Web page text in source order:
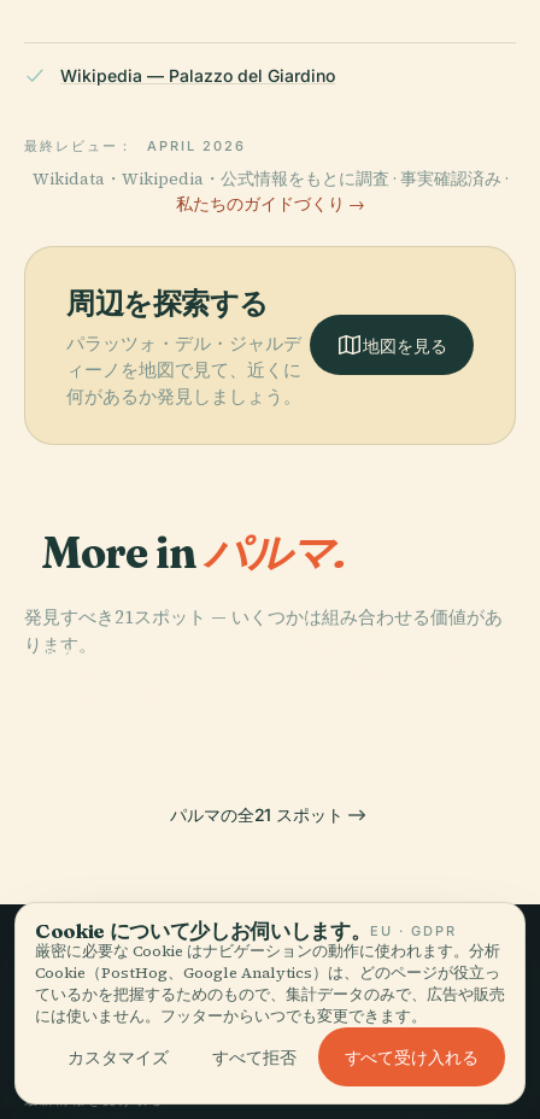
Wikipedia — Palazzo del Giardino
最終レビュー： APRIL 2026
Wikidata・Wikipedia・公式情報をもとに調査 · 事実確認済み ·
私たちのガイドづくり →
周辺を探索する
パラッツォ・デル・ジャルデ
ィーノを地図で見て、近くに
何があるか発見しましょう。
地図を見る
More inパルマ.
発見すべき21スポット — いくつかは組み合わせる価値があ
ります。
PLACE
PLACE
PLACE
パルマの全21 スポット
ゆっくり旅して、
語る。
最新情報を受け取る
Cookie について少しお伺いします。 EU · GDPR
厳密に必要な Cookie はナビゲーションの動作に使われます。分析
Cookie（PostHog、Google Analytics）は、どのページが役立っ
ているかを把握するためのもので、集計データのみで、広告や販売
には使いません。フッターからいつでも変更できます。
カスタマイズ すべて拒否 すべて受け入れる